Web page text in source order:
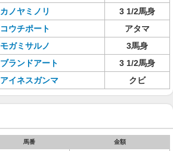
カノヤミノリ
3 1/2馬身
コウチポート
アタマ
モガミサルノ
3馬身
ブランドアート
3 1/2馬身
アイネスガンマ クビ
馬番 金額